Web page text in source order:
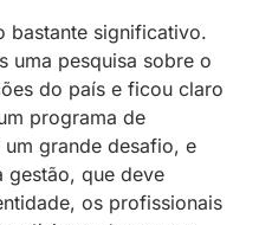
bastante significativo.
uma pesquisa sobre o
do país e ficou claro
m programa de
grande desafio, e
gestão, que deve
os profissionais